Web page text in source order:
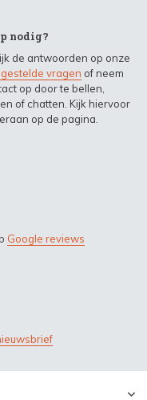
nodig?
de antwoorden op onze
vragen of neem
op door te bellen,
of chatten. Kijk hiervoor
op de pagina.
Google reviews